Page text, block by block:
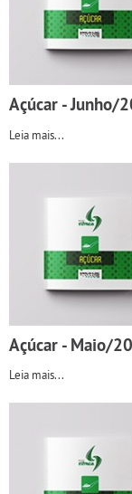
Açúcar - Junho/
Leia mais...
Açúcar - Maio/
Leia mais...